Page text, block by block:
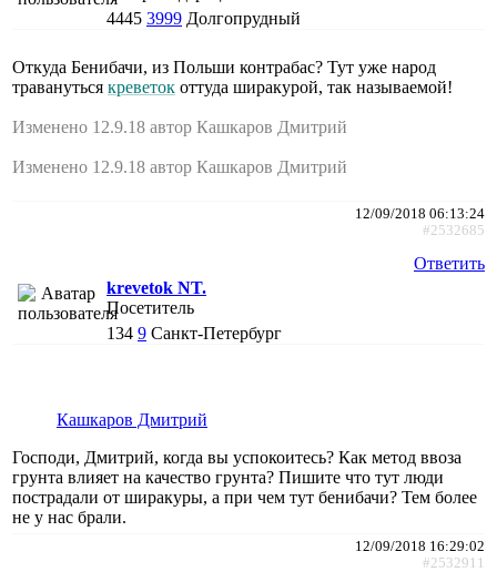
4445 3999 Долгопрудный
Откуда Бенибачи, из Польши контрабас? Тут уже народ
травануться креветок оттуда ширакурой, так называемой!
Изменено 12.9.18 автор Кашкаров Дмитрий
Изменено 12.9.18 автор Кашкаров Дмитрий
12/09/2018 06:13:24
#2532685
Ответить
krevetok NT.
Посетитель
134 9 Санкт-Петербург
Кашкаров Дмитрий
Господи, Дмитрий, когда вы успокоитесь? Как метод ввоза
грунта влияет на качество грунта? Пишите что тут люди
пострадали от ширакуры, а при чем тут бенибачи? Тем более
не у нас брали.
12/09/2018 16:29:02
#2532911